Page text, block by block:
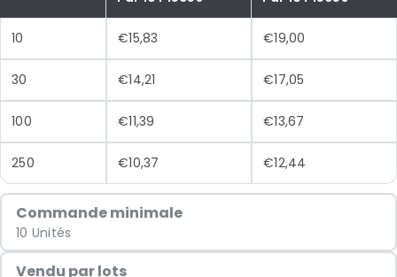
10 €15,83 €19,00
30 €14,21 €17,05
100 €11,39 €13,67
250 €10,37 €12,44
Commande minimale
10 Unités
Vendu par lots